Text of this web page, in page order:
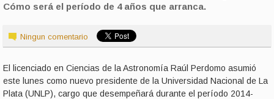
Cómo será el período de 4 años que arranca.
Ningun comentario
El licenciado en Ciencias de la Astronomía Raúl Perdomo asumió
este lunes como nuevo presidente de la Universidad Nacional de La
Plata (UNLP), cargo que desempeñará durante el período 2014-